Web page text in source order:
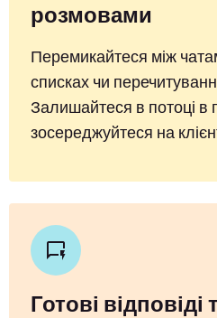
розмовами
Перемикайтеся між
списках чи
Залишайтеся в потоці в
зосереджуйтеся на
Готові